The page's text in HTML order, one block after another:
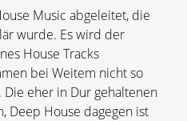
Music abgeleitet, die
wurde. Es wird der
House Tracks
bei Weitem nicht so
Die eher in Dur gehaltenen
Deep House dagegen ist